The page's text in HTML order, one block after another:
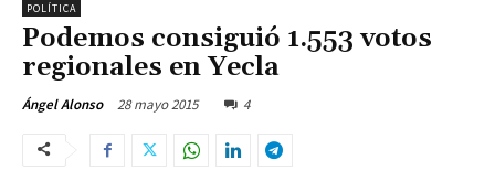
POLÍTICA
Podemos consiguió 1.553 votos
regionales en Yecla
Ángel Alonso 28 mayo 2015 4